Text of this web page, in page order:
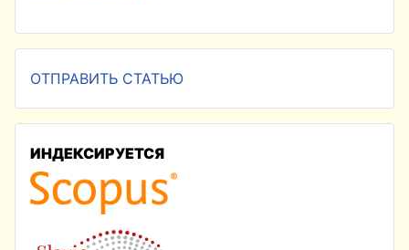
ОТПРАВИТЬ СТАТЬЮ
ИНДЕКСИРУЕТСЯ